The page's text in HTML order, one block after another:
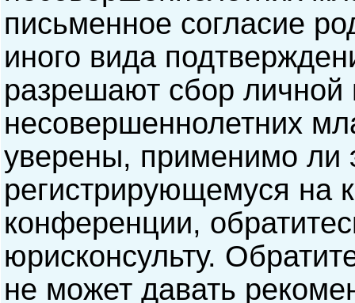
письменное согласие
иного вида
разрешают сбор
несовершеннолетних
уверены, применимо ли
регистрирующемуся на
конференции,
юрисконсульту.
не может давать